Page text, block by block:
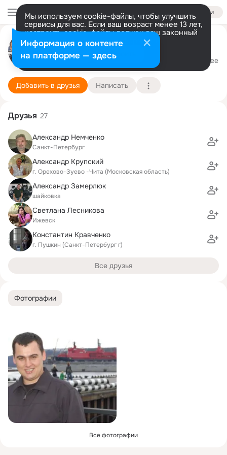
Войти
Мы используем cookie-файлы, чтобы улучшить
сервисы для вас. Если ваш возраст менее 13 лет,
настроить cookie-файлы должен ваш законный
представитель. Больше информации
Разрешить все Настроить
Михаил Малиновский
Санкт Петербург 26 февраля Подробнее
Добавить в друзья Написать
Фотографии
Все фотографии
Друзья 27
Александр Немченко
Санкт-Петербург
Александр Крупский
г. Орехово-Зуево -Чита (Московская область)
Александр Замерлюк
шайковка
Светлана Лесникова
Ижевск
Константин Кравченко
г. Пушкин (Санкт-Петербург г)
Все друзья
Информация о контенте
на платформе — здесь